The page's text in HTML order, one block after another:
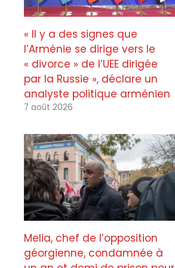
« Il y a des signes que
l’Arménie se dirige vers le
« divorce » de l’UEE dirigée
par la Russie », déclare un
analyste politique arménien
7 août 2026
Melia, chef de l’opposition
géorgienne, condamnée à